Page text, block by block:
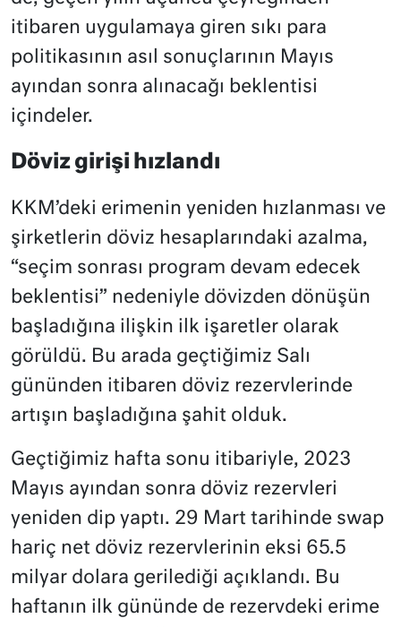
itibaren uygulamaya giren sıkı para
politikasının asıl sonuçlarının Mayıs
ayından sonra alınacağı beklentisi
içindeler.
Döviz girişi hızlandı
KKM’deki erimenin yeniden hızlanması ve
şirketlerin döviz hesaplarındaki azalma,
“seçim sonrası program devam edecek
beklentisi” nedeniyle dövizden dönüşün
başladığına ilişkin ilk işaretler olarak
görüldü. Bu arada geçtiğimiz Salı
gününden itibaren döviz rezervlerinde
artışın başladığına şahit olduk.
Geçtiğimiz hafta sonu itibariyle, 2023
Mayıs ayından sonra döviz rezervleri
yeniden dip yaptı. 29 Mart tarihinde swap
hariç net döviz rezervlerinin eksi 65.5
milyar dolara gerilediği açıklandı. Bu
haftanın ilk gününde de rezervdeki erime